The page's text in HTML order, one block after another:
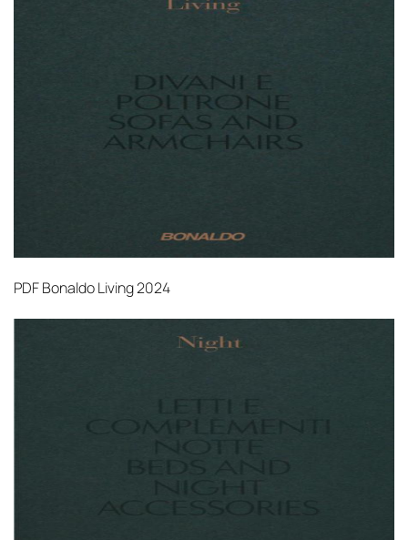
PDFBonaldo Living 2024